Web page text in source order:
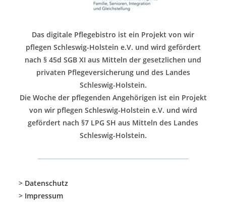
Das digitale Pflegebistro ist ein Projekt von wir
pflegen Schleswig-Holstein e.V. und wird gefördert
nach § 45d SGB XI aus Mitteln der gesetzlichen und
privaten Pflegeversicherung und des Landes
Schleswig-Holstein.
Die Woche der pflegenden Angehörigen ist ein Projekt
von wir pflegen Schleswig-Holstein e.V. und wird
gefördert nach §7 LPG SH aus Mitteln des Landes
Schleswig-Holstein.
> Datenschutz
> Impressum